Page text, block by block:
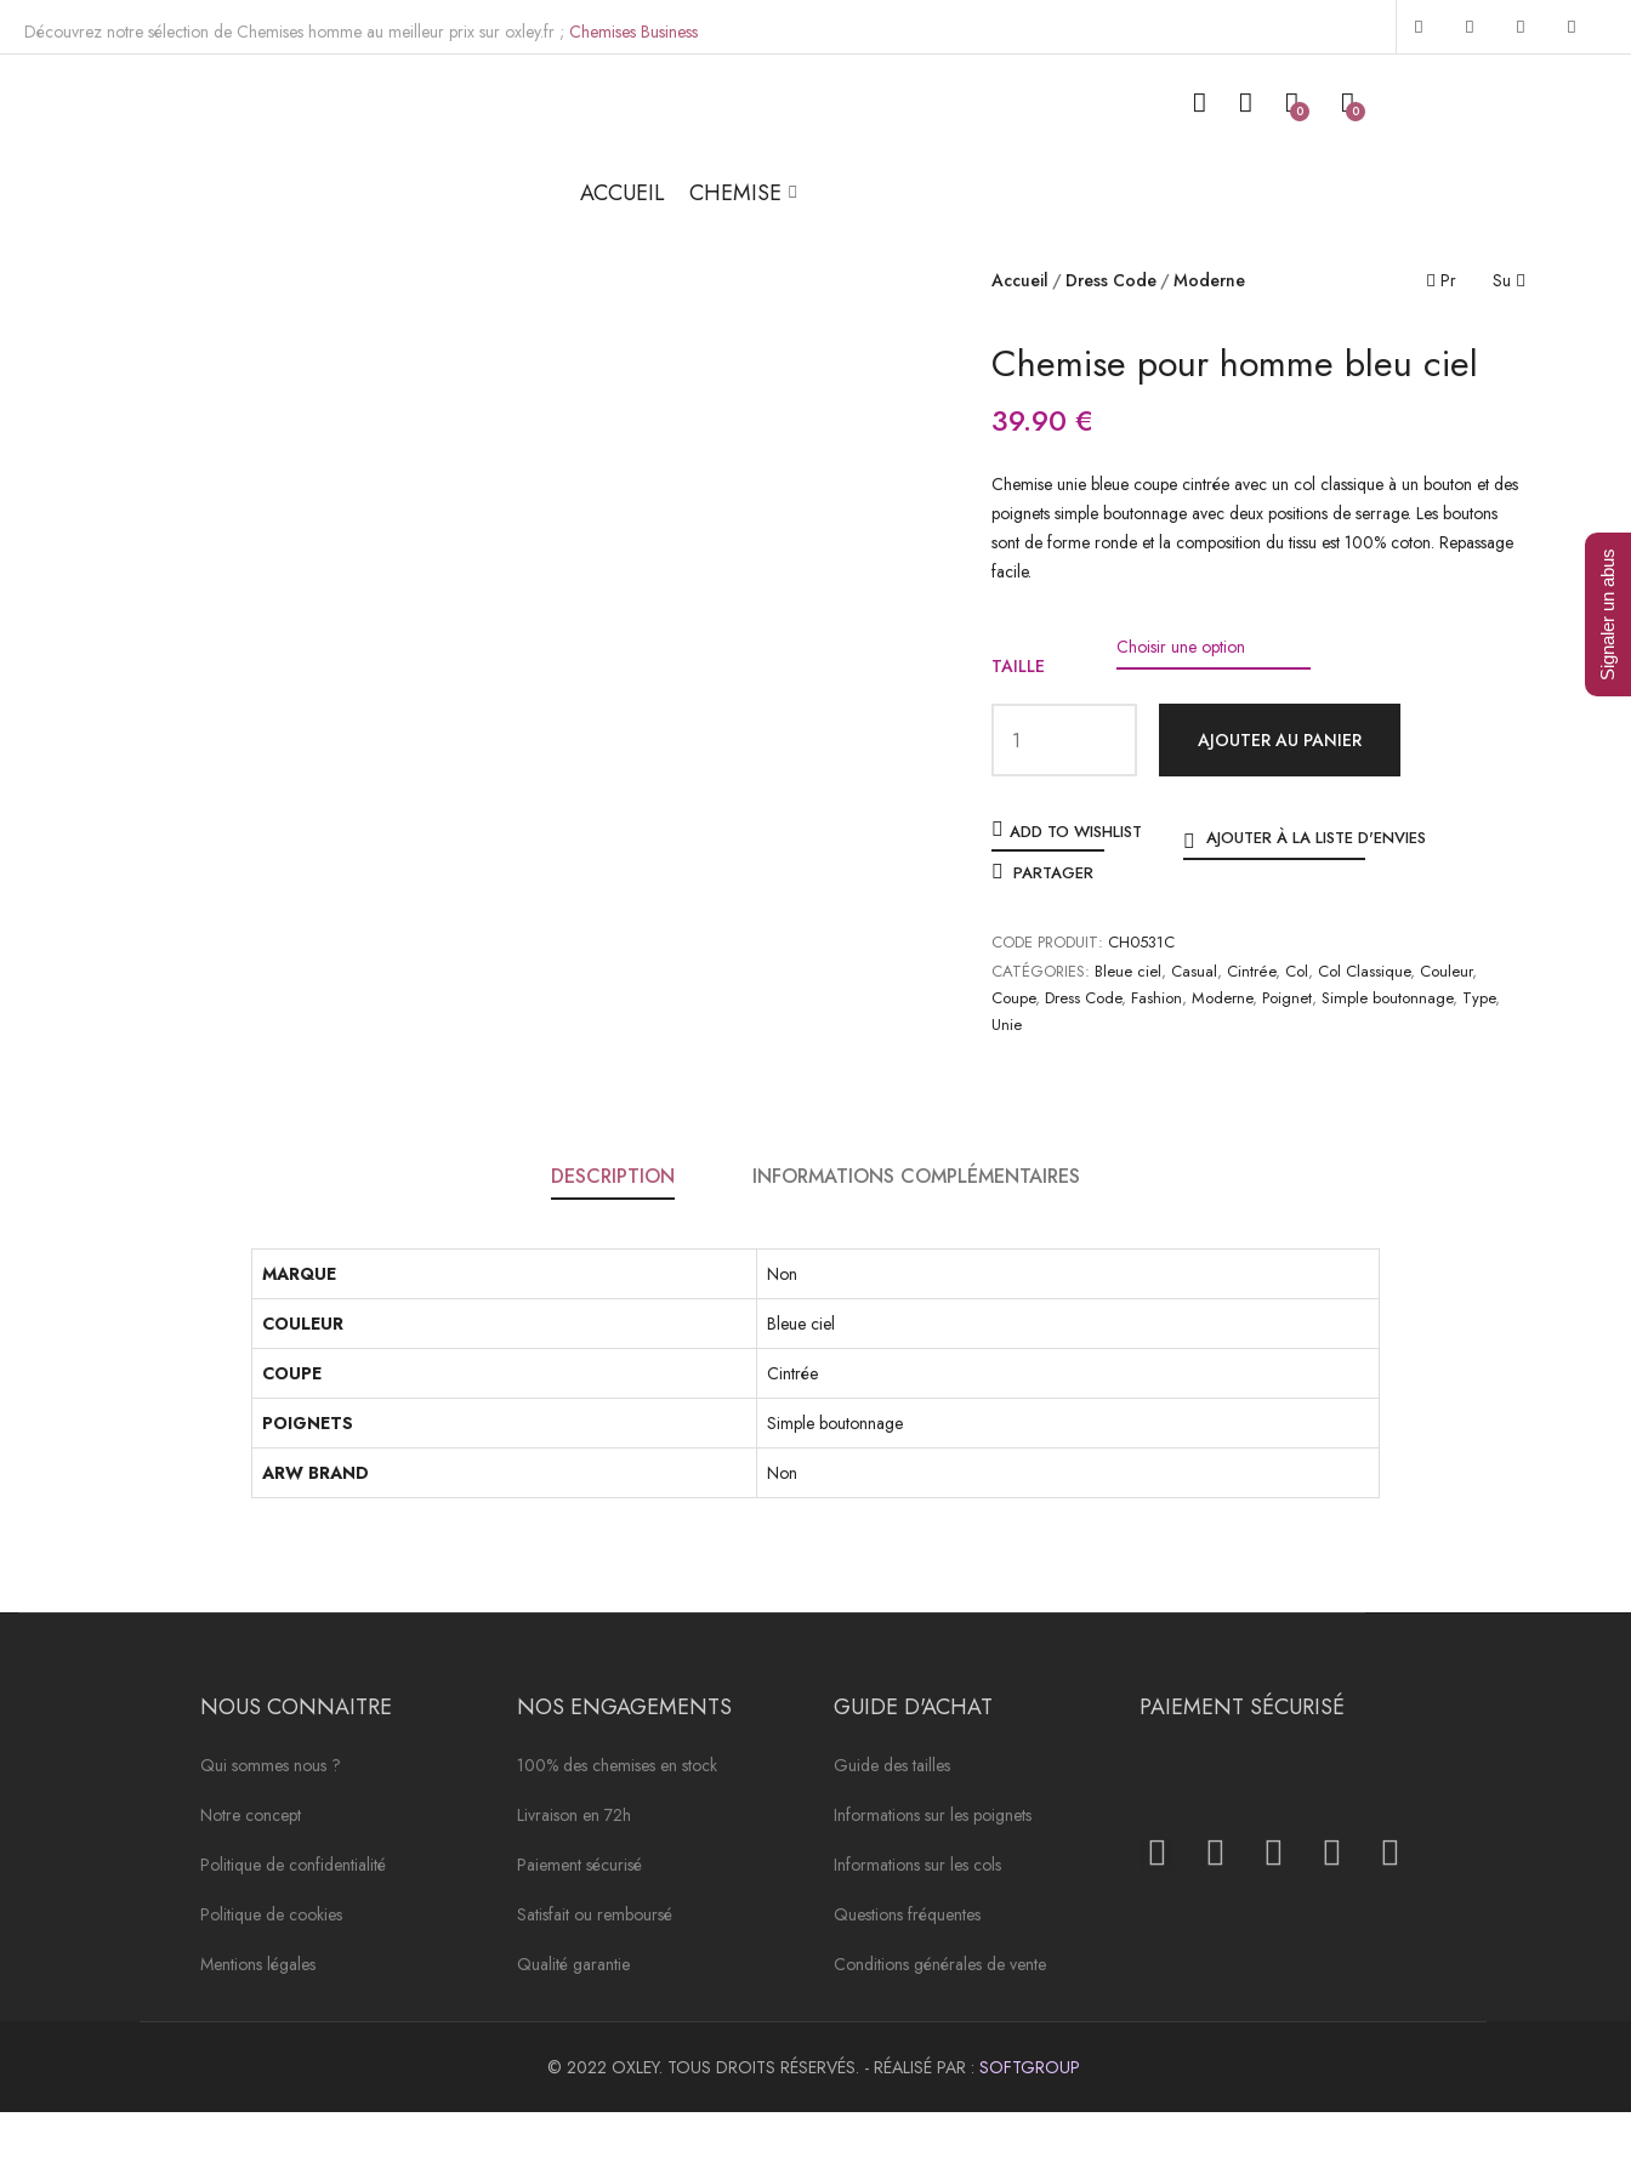
Découvrez notre sélection de Chemises homme au meilleur prix sur oxley.fr ; Chemises Business
0
0
ACCUEIL CHEMISE
Accueil Dress Code Moderne Pr Su
Chemise pour homme bleu ciel
39.90 €
Chemise unie bleue coupe cintrée avec un col classique à un bouton et des
poignets simple boutonnage avec deux positions de serrage. Les boutons
sont de forme ronde et la composition du tissu est 100% coton. Repassage
facile.
TAILLE
AJOUTER AU PANIER
ADD TO WISHLIST
AJOUTER À LA LISTE D'ENVIES
PARTAGER
CODE PRODUIT: CH0531C
CATÉGORIES: Bleue ciel, Casual, Cintrée, Col, Col Classique, Couleur,
Coupe, Dress Code, Fashion, Moderne, Poignet, Simple boutonnage, Type,
Unie
DESCRIPTION INFORMATIONS COMPLÉMENTAIRES
MARQUE Non
COULEUR Bleue ciel
COUPE Cintrée
POIGNETS Simple boutonnage
ARW BRAND Non
NOUS CONNAITRE
Qui sommes nous ?
Notre concept
Politique de confidentialité
Politique de cookies
Mentions légales
NOS ENGAGEMENTS
100% des chemises en stock
Livraison en 72h
Paiement sécurisé
Satisfait ou remboursé
Qualité garantie
GUIDE D'ACHAT
Guide des tailles
Informations sur les poignets
Informations sur les cols
Questions fréquentes
Conditions générales de vente
PAIEMENT SÉCURISÉ
© 2022 OXLEY. TOUS DROITS RÉSERVÉS. - RÉALISÉ PAR : SOFTGROUP
Signaler un abus